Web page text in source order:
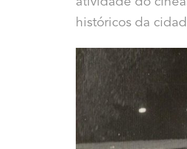
atividade do
históricos da